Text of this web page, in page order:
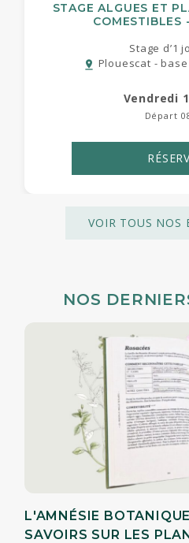
STAGE ALGUES ET
COMESTIBLES
Stage d’1
pin_drop Plouescat -
vendredi
Départ
VOIR TOUS NOS
NOS
L'AMNÉSIE
SAVOIRS SUR LES